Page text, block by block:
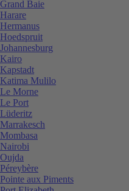
Grand Baie
Harare
Hermanus
Hoedspruit
Johannesburg
Kairo
Kapstadt
Katima Mulilo
Le Morne
Le Port
Lüderitz
Marrakesch
Mombasa
Nairobi
Oujda
Péreybère
Pointe aux Piments